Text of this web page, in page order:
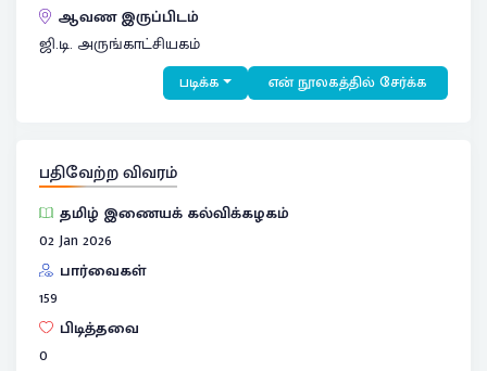
ஆவண இருப்பிடம்
ஜி.டி. அருங்காட்சியகம்
படிக்க என் நூலகத்தில் சேர்க்க
பதிவேற்ற விவரம்
தமிழ் இணையக் கல்விக்கழகம்
02 Jan 2026
பார்வைகள்
159
பிடித்தவை
0